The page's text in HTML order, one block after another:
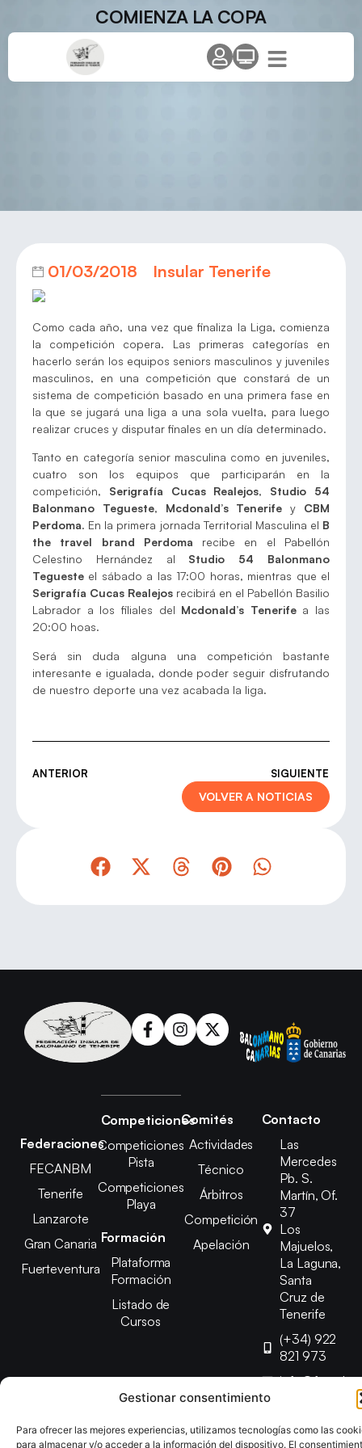
Gestionar consentimiento
Para ofrecer las mejores experiencias, utilizamos tecnologías como las
para almacenar y/o acceder a la información del dispositivo. El
COMIENZA LA COPA
01/03/2018 Insular Tenerife
Como cada año, una vez que finaliza la Liga, comienza
la competición copera. Las primeras categorías en
hacerlo serán los equipos seniors masculinos y juveniles
masculinos, en una competición que constará de un
sistema de competición basado en una primera fase en
la que se jugará una liga a una sola vuelta, para luego
realizar cruces y disputar finales en un día determinado.
Tanto en categoría senior masculina como en juveniles,
cuatro son los equipos que participarán en la
competición, Serigrafía Cucas Realejos, Studio 54
Balonmano Tegueste, Mcdonald’s Tenerifey CBM
Perdoma. En la primera jornada Territorial Masculina el B
the travel brand Perdoma recibe en el Pabellón
Celestino Hernández al Studio 54 Balonmano
Tegueste el sábado a las 17:00 horas, mientras que el
Serigrafía Cucas Realejos recibirá en el Pabellón Basilio
Labrador a los filiales del Mcdonald’s Tenerifea las
20:00 hoas.
Será sin duda alguna una competición bastante
interesante e igualada, donde poder seguir disfrutando
de nuestro deporte una vez acabada la liga.
ANTERIOR SIGUIENTE
VOLVER A NOTICIAS
Federaciones
FECANBM
Tenerife
Lanzarote
Gran Canaria
Fuerteventura
Competiciones
Competiciones
Pista
Competiciones
Playa
Formación
Plataforma
Formación
Listado de
Cursos
Comités
Actividades
Técnico
Árbitros
Competición
Apelación
Contacto
Las
Mercedes
Pb. S.
Martín, Of.
37
Los
Majuelos,
La Laguna,
Santa
Cruz de
Tenerife
(+34) 922
821 973
Copyright © 2025 Federación Canaria de Balonmano |